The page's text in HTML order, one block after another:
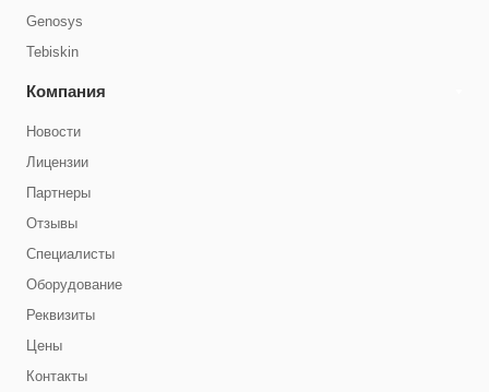
Genosys
Tebiskin
Компания
Новости
Лицензии
Партнеры
Отзывы
Специалисты
Оборудование
Реквизиты
Цены
Контакты